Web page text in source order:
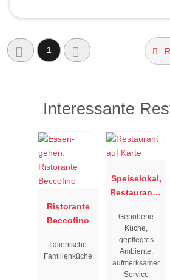
1
Interessante
Ristorante
Beccofino
Italienische
Familienküche
Speiselokal,
Restaurant "
"
Gehobene
Küche,
gepflegtes
Ambiente,
aufmerksamer
Service